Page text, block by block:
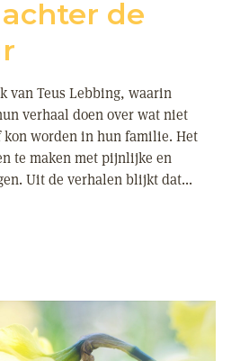
de
van Teus Lebbing, waarin
verhaal doen over wat niet
kon worden in hun familie. Het
te maken met pijnlijke en
Uit de verhalen blijkt dat...